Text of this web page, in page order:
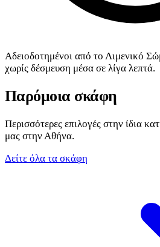
Αδειοδοτημένοι από το Λιμενικό
χωρίς δέσμευση μέσα σε λίγα λεπτά.
Παρόμοια σκάφη
Περισσότερες επιλογές στην ίδια
μας στην Αθήνα.
Δείτε όλα τα σκάφη